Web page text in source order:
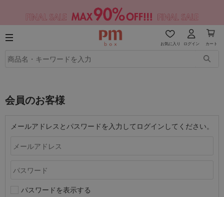
お気に入り ログイン カート
会員のお客様
メールアドレスとパスワードを入力してログインしてください。
パスワードを表示する